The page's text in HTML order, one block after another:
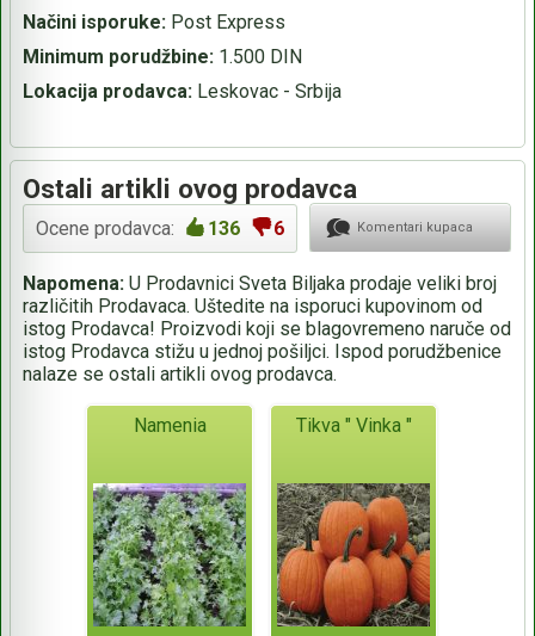
Načini isporuke: Post Express
Minimum porudžbine: 1.500 DIN
Lokacija prodavca: Leskovac - Srbija
Ostali artikli ovog prodavca
Ocene prodavca: 136 6 Komentari kupaca
Napomena: U Prodavnici Sveta Biljaka prodaje veliki broj
različitih Prodavaca. Uštedite na isporuci kupovinom od
istog Prodavca! Proizvodi koji se blagovremeno naruče od
istog Prodavca stižu u jednoj pošiljci. Ispod porudžbenice
nalaze se ostali artikli ovog prodavca.
Namenia Tikva " Vinka "